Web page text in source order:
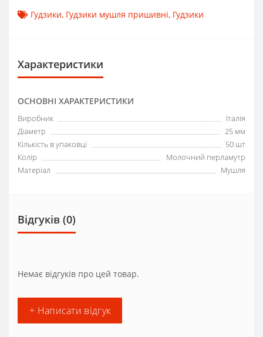
Гудзики, Гудзики мушля пришивні, Гудзики
Характеристики
ОСНОВНІ ХАРАКТЕРИСТИКИ
Виробник
Італія
Діаметр
25 мм
Кількість в упаковці
50 шт
Колір
Молочний перламутр
Матеріал
Мушля
Відгуків (0)
Немає відгуків про цей товар.
+ Написати відгук